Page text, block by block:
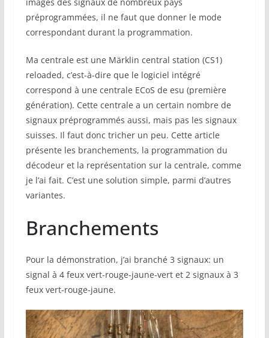
préprogrammées, il ne faut que donner le mode
correspondant durant la programmation.
Ma centrale est une Märklin central station (CS1)
reloaded, c’est-à-dire que le logiciel intégré
correspond à une centrale ECoS de esu (première
génération). Cette centrale a un certain nombre de
signaux préprogrammés aussi, mais pas les signaux
suisses. Il faut donc tricher un peu. Cette article
présente les branchements, la programmation du
décodeur et la représentation sur la centrale, comme
je l’ai fait. C’est une solution simple, parmi d’autres
variantes.
Branchements
Pour la démonstration, j’ai branché 3 signaux: un
signal à 4 feux vert-rouge-jaune-vert et 2 signaux à 3
feux vert-rouge-jaune.